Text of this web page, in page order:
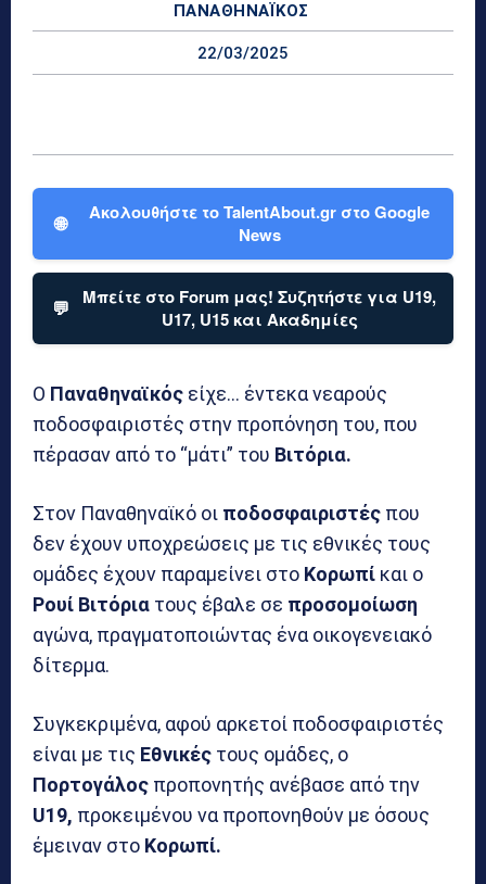
ΠΑΝΑΘΗΝΑΪΚΌΣ
22/03/2025
🌐
Ακολουθήστε το TalentAbout.gr στο Google
News
💬
Μπείτε στο Forum μας! Συζητήστε για U19,
U17, U15 και Ακαδημίες
Ο Παναθηναϊκός είχε… έντεκα νεαρούς
ποδοσφαιριστές στην προπόνηση του, που
πέρασαν από το “μάτι” του Βιτόρια.
Στον Παναθηναϊκό οι ποδοσφαιριστές που
δεν έχουν υποχρεώσεις με τις εθνικές τους
ομάδες έχουν παραμείνει στο Κορωπί και ο
Ρουί Βιτόρια τους έβαλε σε προσομοίωση
αγώνα, πραγματοποιώντας ένα οικογενειακό
δίτερμα.
Συγκεκριμένα, αφού αρκετοί ποδοσφαιριστές
είναι με τις Εθνικές τους ομάδες, ο
Πορτογάλος προπονητής ανέβασε από την
U19, προκειμένου να προπονηθούν με όσους
έμειναν στο Κορωπί.